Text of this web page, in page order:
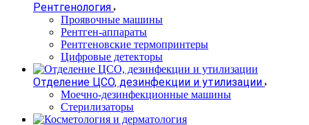
Рентгенология
Проявочные машины
Рентген-аппараты
Рентгеновские термопринтеры
Цифровые детекторы
Отделение ЦСО, дезинфекции и утилизации
Моечно-дезинфекционные машины
Стерилизаторы